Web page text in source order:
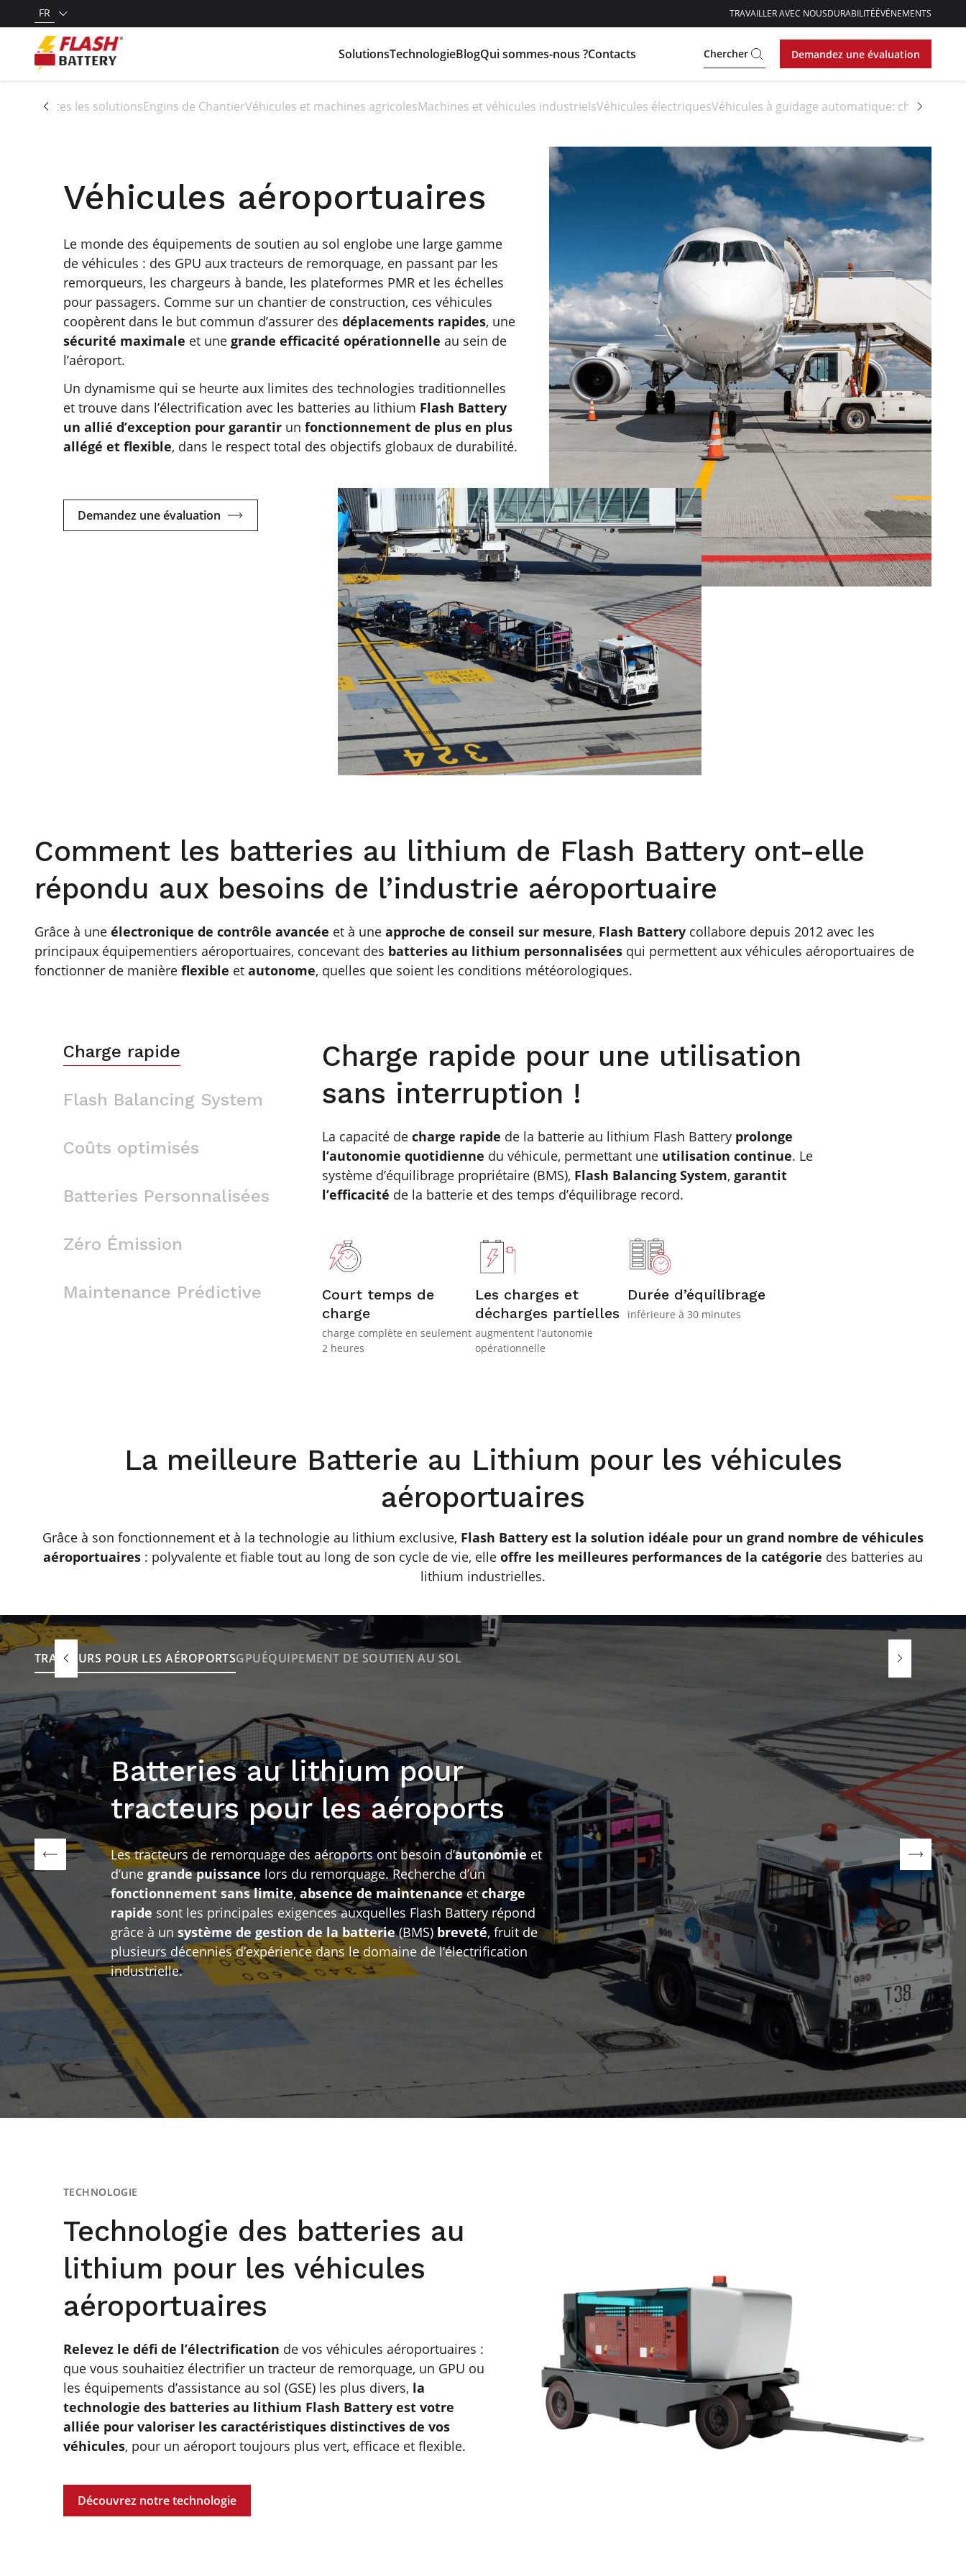
FR TRAVAILLER AVEC NOUSDURABILITÉÉVÉNEMENTS
SolutionsTechnologieBlogQui sommes-nous ?Contacts Chercher Demandez une évaluation
Toutes les solutionsEngins de ChantierVéhicules et machines agricolesMachines et véhicules industrielsVéhicules électriquesVéhicules à guidage automatique: chariots
Véhicules aéroportuaires
Le monde des équipements de soutien au sol englobe une large gamme
de véhicules : des GPU aux tracteurs de remorquage, en passant par les
remorqueurs, les chargeurs à bande, les plateformes PMR et les échelles
pour passagers. Comme sur un chantier de construction, ces véhicules
coopèrent dans le but commun d’assurer des déplacements rapides, une
sécurité maximale et une grande efficacité opérationnelle au sein de
l’aéroport.
Un dynamisme qui se heurte aux limites des technologies traditionnelles
et trouve dans l’électrification avec les batteries au lithium Flash Battery
un allié d’exception pour garantir un fonctionnement de plus en plus
allégé et flexible, dans le respect total des objectifs globaux de durabilité.
Demandez une évaluation
Comment les batteries au lithium de Flash Battery ont-elle
répondu aux besoins de l’industrie aéroportuaire
Grâce à une électronique de contrôle avancée et à une approche de conseil sur mesure, Flash Battery collabore depuis 2012 avec les
principaux équipementiers aéroportuaires, concevant des batteries au lithium personnalisées qui permettent aux véhicules aéroportuaires de
fonctionner de manière flexible et autonome, quelles que soient les conditions météorologiques.
Charge rapide
Flash Balancing System
Coûts optimisés
Batteries Personnalisées
Zéro Émission
Maintenance Prédictive
Charge rapide pour une utilisation
sans interruption !
La capacité de charge rapide de la batterie au lithium Flash Battery prolonge
l’autonomie quotidienne du véhicule, permettant une utilisation continue. Le
système d’équilibrage propriétaire (BMS), Flash Balancing System, garantit
l’efficacité de la batterie et des temps d’équilibrage record.
Court temps de
charge
charge complète en seulement
2 heures
Les charges et
décharges partielles
augmentent l’autonomie
opérationnelle
Durée d’équilibrage
inférieure à 30 minutes
La meilleure Batterie au Lithium pour les véhicules
aéroportuaires
Grâce à son fonctionnement et à la technologie au lithium exclusive, Flash Battery est la solution idéale pour un grand nombre de véhicules
aéroportuaires : polyvalente et fiable tout au long de son cycle de vie, elle offre les meilleures performances de la catégorie des batteries au
lithium industrielles.
TRACTEURS POUR LES AÉROPORTSGPUÉQUIPEMENT DE SOUTIEN AU SOL
Batteries au lithium pour
tracteurs pour les aéroports
Les tracteurs de remorquage des aéroports ont besoin d’autonomie et
d’unegrande puissance lors du remorquage. Recherche d’un
fonctionnement sans limite, absence de maintenanceetcharge
rapide sont les principales exigences auxquelles Flash Battery répond
grâce à un système de gestion de la batterie(BMS) breveté, fruit de
plusieurs décennies d’expérience dans le domaine de l’électrification
industrielle.
TECHNOLOGIE
Technologie des batteries au
lithium pour les véhicules
aéroportuaires
Relevez le défi de l’électrification de vos véhicules aéroportuaires :
que vous souhaitiez électrifier un tracteur de remorquage, un GPU ou
les équipements d’assistance au sol (GSE) les plus divers, la
technologie des batteries au lithium Flash Battery est votre
alliée pour valoriser les caractéristiques distinctives de vos
véhicules, pour un aéroport toujours plus vert, efficace et flexible.
Découvrez notre technologie